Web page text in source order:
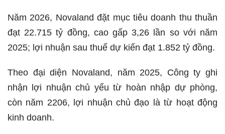
Năm 2026, Novaland đặt mục tiêu doanh thu thuần
đạt 22.715 tỷ đồng, cao gấp 3,26 lần so với năm
2025; lợi nhuận sau thuế dự kiến đạt 1.852 tỷ đồng.
Theo đại diện Novaland, năm 2025, Công ty ghi
nhận lợi nhuận chủ yếu từ hoàn nhập dự phòng,
còn năm 2206, lợi nhuận chủ đạo là từ hoạt động
kinh doanh.